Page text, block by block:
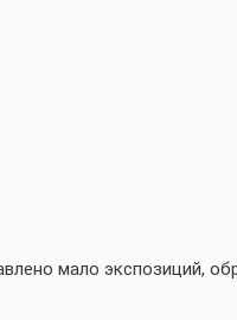
мало экспозиций,